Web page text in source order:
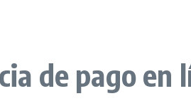
de pago en